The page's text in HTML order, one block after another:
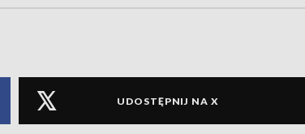
UDOSTĘPNIJ NA X